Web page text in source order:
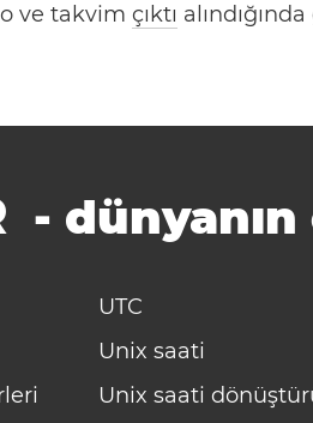
ve takvimçıktı
-
UTC
Unix saati
Unix saati